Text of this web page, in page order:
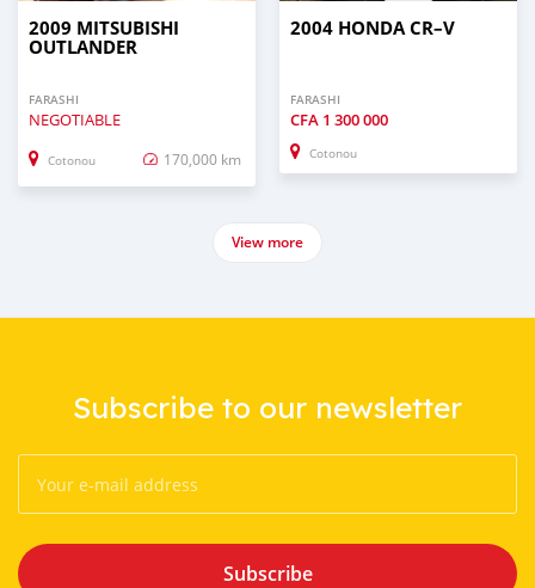
2009 MITSUBISHI
OUTLANDER
FARASHI
NEGOTIABLE
Cotonou 170,000 km
2004 HONDA CR–V
FARASHI
CFA 1 300 000
Cotonou
View more
Subscribe to our newsletter
Subscribe